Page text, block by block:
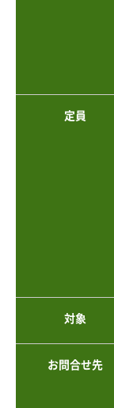
定員
対象
お問合せ先